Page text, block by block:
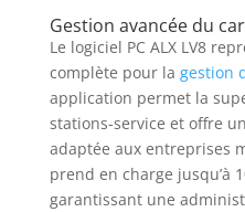
Gestion avancée du
Le logiciel PC ALX LV8
complète pour la gestion
application permet la
stations-service et offre
adaptée aux entreprises
prend en charge jusqu’à
garantissant une